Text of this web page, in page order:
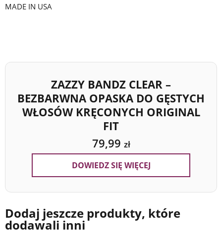
MADE IN USA
ZAZZY BANDZ CLEAR –
BEZBARWNA OPASKA DO GĘSTYCH
WŁOSÓW KRĘCONYCH ORIGINAL
FIT
79,99 zł
DOWIEDZ SIĘ WIĘCEJ
Dodaj jeszcze produkty, które
dodawali inni